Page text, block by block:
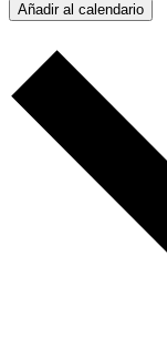
Añadir al calendario